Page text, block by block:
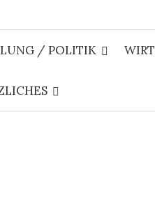
/ POLITIK